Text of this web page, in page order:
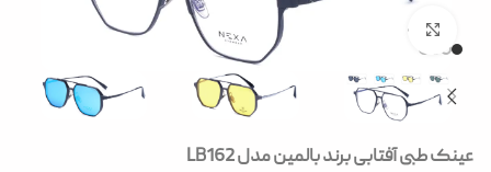
بزرگنمایی تصویر
عینک طبی آفتابی برند بالمین مدل LB162